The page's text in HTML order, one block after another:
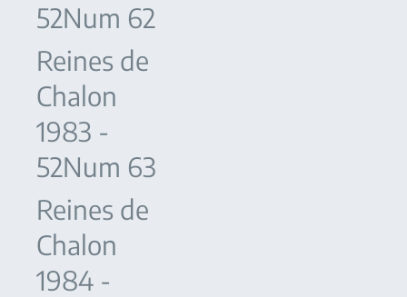
52Num 62
Reines de
Chalon
1983 -
52Num 63
Reines de
Chalon
1984 -